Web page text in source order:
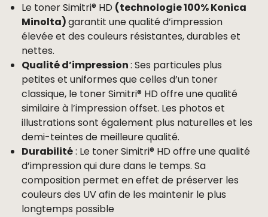
Le toner Simitri® HD (technologie 100% Konica
Minolta)garantit une qualité d’impression
élevée et des couleurs résistantes, durables et
nettes.
Qualité d’impression: Ses particules plus
petites et uniformes que celles d’un toner
classique, le toner Simitri® HD offre une qualité
similaire à l’impression offset. Les photos et
illustrations sont également plus naturelles et les
demi-teintes de meilleure qualité.
Durabilité: Le toner Simitri® HD offre une qualité
d’impression qui dure dans le temps. Sa
composition permet en effet de préserver les
couleurs des UV afin de les maintenir le plus
longtemps possible